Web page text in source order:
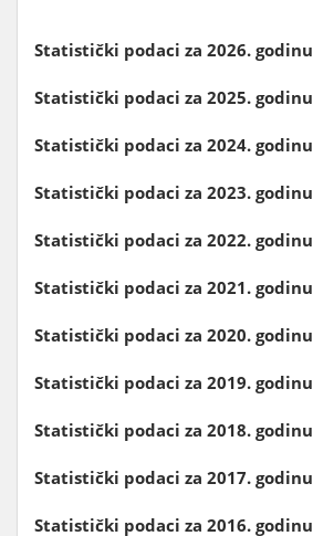
Statistički podaci za 2026. godinu
Statistički podaci za 2025. godinu
Statistički podaci za 2024. godinu
Statistički podaci za 2023. godinu
Statistički podaci za 2022. godinu
Statistički podaci za 2021. godinu
Statistički podaci za 2020. godinu
Statistički podaci za 2019. godinu
Statistički podaci za 2018. godinu
Statistički podaci za 2017. godinu
Statistički podaci za 2016. godinu